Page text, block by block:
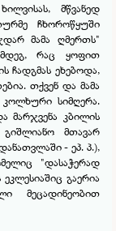
მწვანედ
ჩხოროწყუში
მამა ღმერთს"
რაც ყოფით
ჩადგმას ეხებოდა,
თქვენ და მამა
სიმღერა.
მარჯვენა კბილის
მთავარ
- ეპ. პ.),
"დასაჭერად
გაერია
მეცადინეობით